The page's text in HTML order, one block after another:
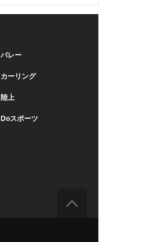
バレー
カーリング
陸上
Doスポーツ